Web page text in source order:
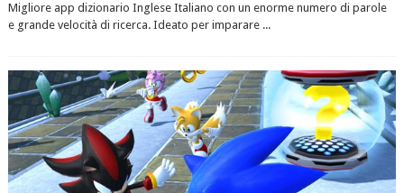
Migliore app dizionario Inglese Italiano con un enorme numero di parole
e grande velocità di ricerca. Ideato per imparare ...